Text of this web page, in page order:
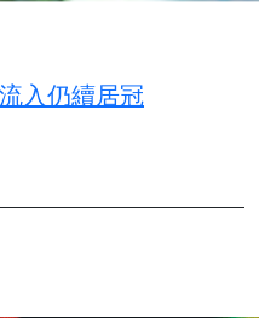
入仍續居冠